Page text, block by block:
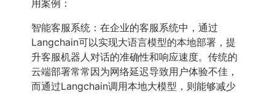
用案例：
智能客服系统：在企业的客服系统中，通过
Langchain可以实现大语言模型的本地部署，提
升客服机器人对话的准确性和响应速度。传统的
云端部署常常因为网络延迟导致用户体验不佳，
而通过Langchain调用本地大模型，则能够减少